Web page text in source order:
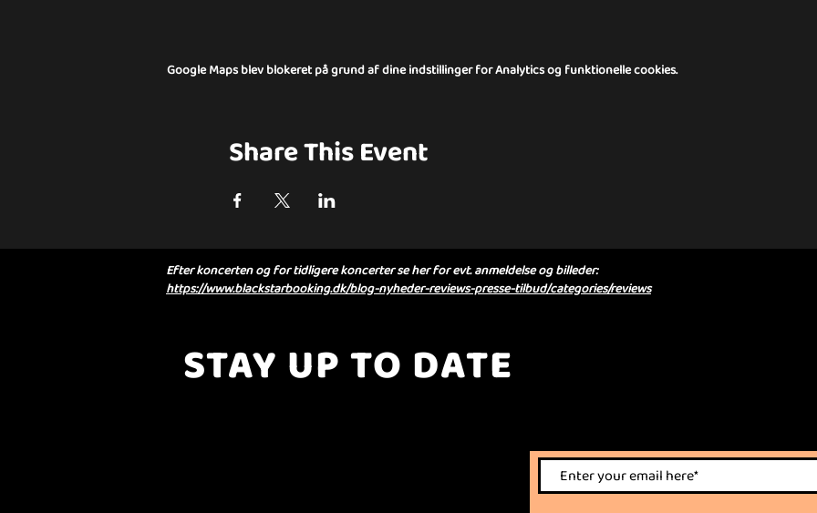
Google Maps blev blokeret på grund af dine indstillinger for Analytics og funktionelle cookies.
Share This Event
Efter koncerten og for tidligere koncerter se her for evt. anmeldelse og billeder:
https://www.blackstarbooking.dk/blog-nyheder-reviews-presse-tilbud/categories/reviews
STAY UP TO DATE